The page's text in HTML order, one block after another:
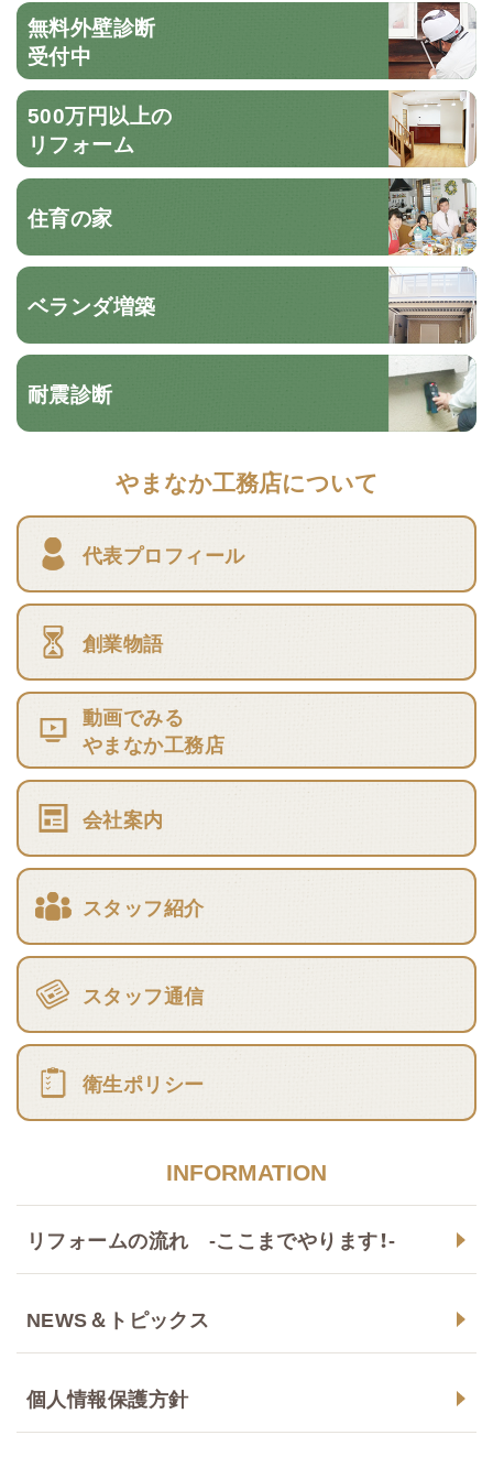
無料外壁診断
受付中
500万円以上の
リフォーム
住育の家
ベランダ増築
耐震診断
やまなか工務店について
代表プロフィール
創業物語
動画でみる
やまなか工務店
会社案内
スタッフ紹介
スタッフ通信
衛生ポリシー
INFORMATION
リフォームの流れ -ここまでやります！-
NEWS＆トピックス
個人情報保護方針